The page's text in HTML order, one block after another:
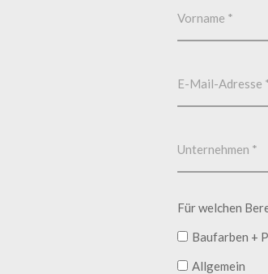
Für welchen
Baufarben +
Allgemein